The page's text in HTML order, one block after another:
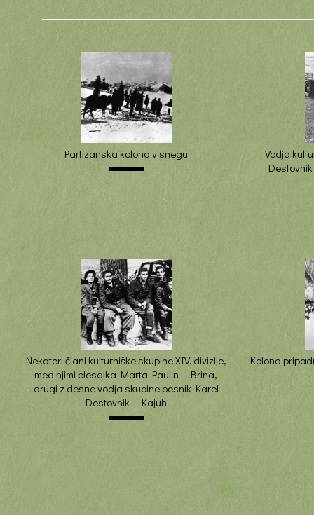
Partizanska kolona v snegu
Vodja
Nekateri člani kulturniške skupine XIV. divizije,
med njimi plesalka Marta Paulin – Brina,
drugi z desne vodja skupine pesnik Karel
Destovnik – Kajuh
Kolona